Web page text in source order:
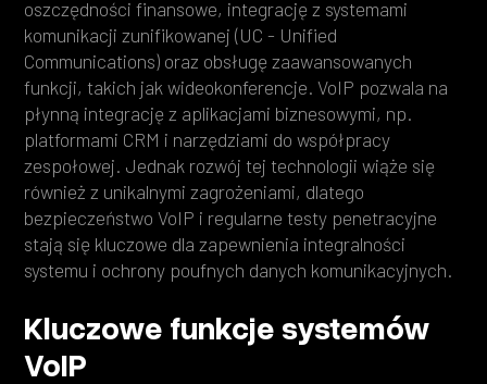
oszczędności finansowe, integrację z systemami
komunikacji zunifikowanej (UC - Unified
Communications) oraz obsługę zaawansowanych
funkcji, takich jak wideokonferencje. VoIP pozwala na
płynną integrację z aplikacjami biznesowymi, np.
platformami CRM i narzędziami do współpracy
zespołowej. Jednak rozwój tej technologii wiąże się
również z unikalnymi zagrożeniami, dlatego
bezpieczeństwo VoIP i regularne testy penetracyjne
stają się kluczowe dla zapewnienia integralności
systemu i ochrony poufnych danych komunikacyjnych.
Kluczowe funkcje systemów
VoIP